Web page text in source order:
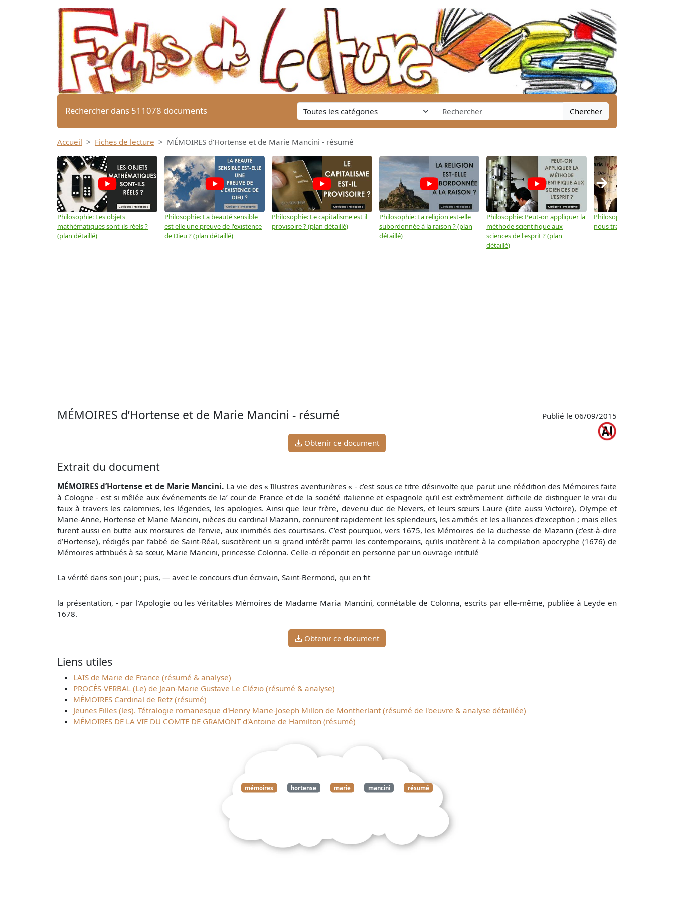
Rechercher dans 511078 documents Chercher
Accueil Fiches de lecture MÉMOIRES d’Hortense et de Marie Mancini - résumé
Philosophie: Les objets
mathématiques sont-ils réels ?
(plan détaillé)
Philosophie: La beauté sensible
est elle une preuve de l'existence
de Dieu ? (plan détaillé)
Philosophie: Le capitalisme est il
provisoire ? (plan détaillé)
Philosophie: La religion est-elle
subordonnée à la raison ? (plan
détaillé)
Philosophie: Peut-on appliquer la
méthode scientifique aux
sciences de l'esprit ? (plan
détaillé)
Philosophie: Le langage
nous trahir ? (plan détaillé)
→
MÉMOIRES d’Hortense et de Marie Mancini - résumé Publié le 06/09/2015
Obtenir ce document
Extrait du document
MÉMOIRES d’Hortense et de Marie Mancini. La vie des « Illustres aventurières « - c’est sous ce titre désinvolte que parut une réédition des Mémoires faite
à Cologne - est si mêlée aux événements de la’ cour de France et de la société italienne et espagnole qu’il est extrêmement difficile de distinguer le vrai du
faux à travers les calomnies, les légendes, les apologies. Ainsi que leur frère, devenu duc de Nevers, et leurs sœurs Laure (dite aussi Victoire), Olympe et
Marie-Anne, Hortense et Marie Mancini, nièces du cardinal Mazarin, connurent rapidement les splendeurs, les amitiés et les alliances d’exception ; mais elles
furent aussi en butte aux morsures de l’envie, aux inimitiés des courtisans. C’est pourquoi, vers 1675, les Mémoires de la duchesse de Mazarin (c’est-à-dire
d’Hortense), rédigés par l’abbé de Saint-Réal, suscitèrent un si grand intérêt parmi les contemporains, qu’ils incitèrent à la compilation apocryphe (1676) de
Mémoires attribués à sa sœur, Marie Mancini, princesse Colonna. Celle-ci répondit en personne par un ouvrage intitulé
La vérité dans son jour ; puis, — avec le concours d’un écrivain, Saint-Bermond, qui en fit
la présentation, - par l'Apologie ou les Véritables Mémoires de Madame Maria Mancini, connétable de Colonna, escrits par elle-même, publiée à Leyde en
1678.
Obtenir ce document
Liens utiles
LAIS de Marie de France (résumé & analyse)
PROCÈS-VERBAL (Le) de Jean-Marie Gustave Le Clézio (résumé & analyse)
MÉMOIRES Cardinal de Retz (résumé)
Jeunes Filles (les). Tétralogie romanesque d'Henry Marie-Joseph Millon de Montherlant (résumé de l'oeuvre & analyse détaillée)
MÉMOIRES DE LA VIE DU COMTE DE GRAMONT d'Antoine de Hamilton (résumé)
mémoires hortense marie mancini résumé